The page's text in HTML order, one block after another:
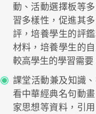
動、活動選擇板等
習多樣性，促進其
評，培養學生的評
材料，培養學生的
較高學生的學習需要
課堂活動兼及知識
看中華經典名句動
家思想等資料，引